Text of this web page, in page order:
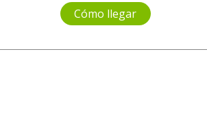
Cómo llegar